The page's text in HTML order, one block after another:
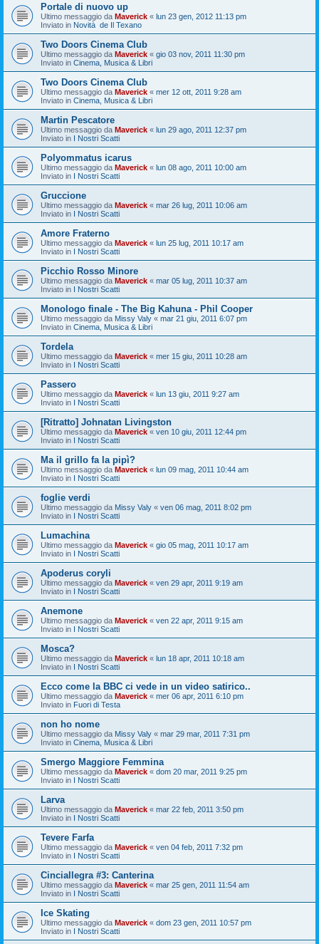
Portale di nuovo up
Ultimo messaggio da Maverick « lun 23 gen, 2012 11:13 pm
Inviato in Novità de Il Texano
Two Doors Cinema Club
Ultimo messaggio da Maverick « gio 03 nov, 2011 11:30 pm
Inviato in Cinema, Musica & Libri
Two Doors Cinema Club
Ultimo messaggio da Maverick « mer 12 ott, 2011 9:28 am
Inviato in Cinema, Musica & Libri
Martin Pescatore
Ultimo messaggio da Maverick « lun 29 ago, 2011 12:37 pm
Inviato in I Nostri Scatti
Polyommatus icarus
Ultimo messaggio da Maverick « lun 08 ago, 2011 10:00 am
Inviato in I Nostri Scatti
Gruccione
Ultimo messaggio da Maverick « mar 26 lug, 2011 10:06 am
Inviato in I Nostri Scatti
Amore Fraterno
Ultimo messaggio da Maverick « lun 25 lug, 2011 10:17 am
Inviato in I Nostri Scatti
Picchio Rosso Minore
Ultimo messaggio da Maverick « mar 05 lug, 2011 10:37 am
Inviato in I Nostri Scatti
Monologo finale - The Big Kahuna - Phil Cooper
Ultimo messaggio da Missy Valy « mar 21 giu, 2011 6:07 pm
Inviato in Cinema, Musica & Libri
Tordela
Ultimo messaggio da Maverick « mer 15 giu, 2011 10:28 am
Inviato in I Nostri Scatti
Passero
Ultimo messaggio da Maverick « lun 13 giu, 2011 9:27 am
Inviato in I Nostri Scatti
[Ritratto] Johnatan Livingston
Ultimo messaggio da Maverick « ven 10 giu, 2011 12:44 pm
Inviato in I Nostri Scatti
Ma il grillo fa la pipì?
Ultimo messaggio da Maverick « lun 09 mag, 2011 10:44 am
Inviato in I Nostri Scatti
foglie verdi
Ultimo messaggio da Missy Valy « ven 06 mag, 2011 8:02 pm
Inviato in I Nostri Scatti
Lumachina
Ultimo messaggio da Maverick « gio 05 mag, 2011 10:17 am
Inviato in I Nostri Scatti
Apoderus coryli
Ultimo messaggio da Maverick « ven 29 apr, 2011 9:19 am
Inviato in I Nostri Scatti
Anemone
Ultimo messaggio da Maverick « ven 22 apr, 2011 9:15 am
Inviato in I Nostri Scatti
Mosca?
Ultimo messaggio da Maverick « lun 18 apr, 2011 10:18 am
Inviato in I Nostri Scatti
Ecco come la BBC ci vede in un video satirico..
Ultimo messaggio da Maverick « mer 06 apr, 2011 6:10 pm
Inviato in Fuori di Testa
non ho nome
Ultimo messaggio da Missy Valy « mar 29 mar, 2011 7:31 pm
Inviato in Cinema, Musica & Libri
Smergo Maggiore Femmina
Ultimo messaggio da Maverick « dom 20 mar, 2011 9:25 pm
Inviato in I Nostri Scatti
Larva
Ultimo messaggio da Maverick « mar 22 feb, 2011 3:50 pm
Inviato in I Nostri Scatti
Tevere Farfa
Ultimo messaggio da Maverick « ven 04 feb, 2011 7:32 pm
Inviato in I Nostri Scatti
Cinciallegra #3: Canterina
Ultimo messaggio da Maverick « mar 25 gen, 2011 11:54 am
Inviato in I Nostri Scatti
Ice Skating
Ultimo messaggio da Maverick « dom 23 gen, 2011 10:57 pm
Inviato in I Nostri Scatti